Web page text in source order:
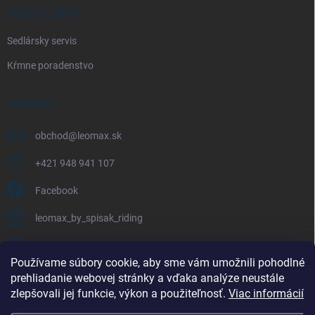
Používame súbory cookie, aby sme vám umožnili pohodlné
prehliadanie webovej stránky a vďaka analýze neustále
zlepšovali jej funkcie, výkon a použiteľnosť. Viac informácií
NAŠE SLUŽBY
Sedlársky servis
Kŕmne poradenstvo
KONTAKT
obchod@ leomax.sk
+421 948 941 107
Facebook
leomax_by_spisak_riding
FACEBOOK